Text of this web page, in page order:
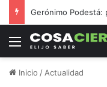
Menú
Inicio / Actualidad